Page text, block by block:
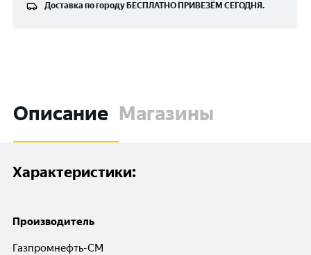
Доставка по городу БЕСПЛАТНО ПРИВЕЗЁМ СЕГОДНЯ.
Описание Магазины
Характеристики:
Производитель
Газпромнефть-СМ